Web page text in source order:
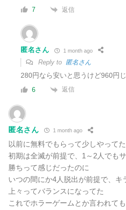
7 返信
匿名さん 1 month ago
Reply to 匿名さん
280円なら安いと思うけど960円
6 返信
匿名さん 1 month ago
以前に無料でもらって少しやって
初期は全滅が前提で、1～2人でも
勝ちって感じだったのに
いつの間にか4人脱出が前提で、キ
上々ってバランスになってた
これでホラーゲームとか言われて